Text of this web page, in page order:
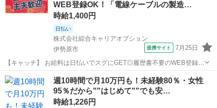
んか♪／ 「新しい...WEB登録OK！「電線ケーブルの製造…
時給1,400円
日払い
株式会社綜合キャリアオプション
伊勢原市
提携サイト 7月25日
【キャッチ】 お給料は日払いでスグにGET◎履歴書不要のWEB登録
OK！「電線ケーブルの製造補助」高時給1400円！伊勢原周辺！20代～
40代のスタッフが多数活躍中★ 【コメント】 ＼大手人材派遣会社で働
きませんか♪／ ...
神奈川 伊勢原市 仕分け
週10時間で月10万円も！未経験80％・女性
95％だから""はじめて""でも安…
時給1,226円